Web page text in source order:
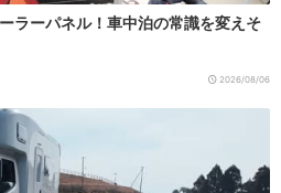
ラーパネル！車中泊の常識を変えそ
2026/08/06